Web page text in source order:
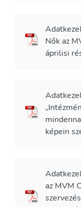
Nők az
áprilisi
képein
az MVM